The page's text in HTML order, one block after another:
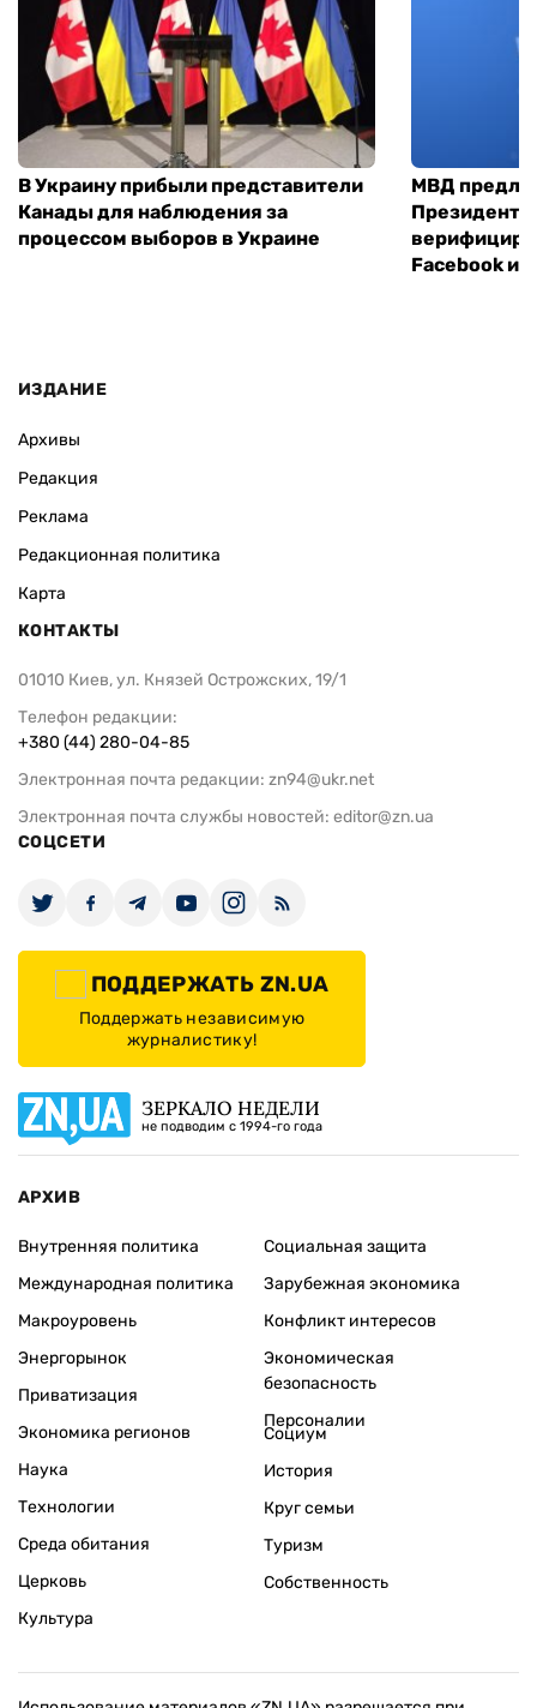
В Украину прибыли представители
Канады для наблюдения за
процессом выборов в Украине
МВД
Facebook и
ИЗДАНИЕ
Архивы
Редакция
Реклама
Редакционная политика
Карта
КОНТАКТЫ
01010 Киев, ул. Князей Острожских, 19/1
Телефон редакции:
+380 (44) 280-04-85
Электронная почта редакции: zn94@ukr.net
Электронная почта службы новостей: editor@zn.ua
СОЦСЕТИ
ПОДДЕРЖАТЬ ZN.UA
Поддержать независимую
журналистику!
ЗЕРКАЛО НЕДЕЛИ
не подводим с 1994-го года
АРХИВ
Внутренняя политика
Международная политика
Макроуровень
Энергорынок
Приватизация
Экономика регионов
Социальная защита
Зарубежная экономика
Конфликт интересов
Экономическая
безопасность
Персоналии
Наука
Технологии
Среда обитания
Церковь
Культура
Социум
История
Круг семьи
Туризм
Собственность